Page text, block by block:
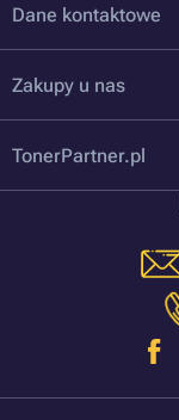
Dane kontaktowe
Zakupy u nas
TonerPartner.pl